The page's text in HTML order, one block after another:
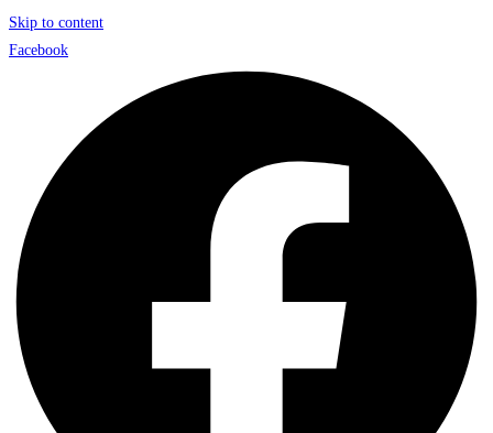
Skip to content
Facebook